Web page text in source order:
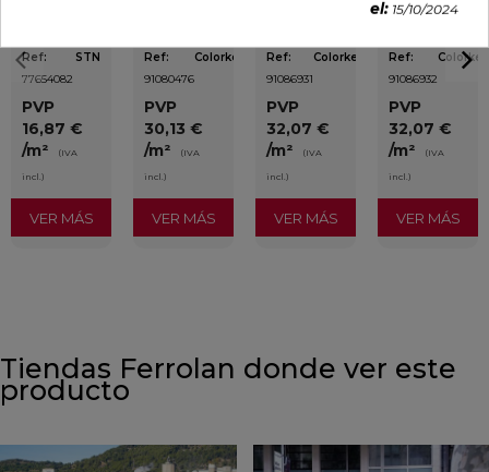
Ref:
77654082
STN
PVP
16,87 €
/m²
(IVA
incl.)
VER MÁS
Ref:
91080476
Colorker
PVP
30,13 €
/m²
(IVA
incl.)
VER MÁS
Ref:
91086931
Colorker
PVP
32,07 €
/m²
(IVA
incl.)
VER MÁS
29,5X59,5
Ref:
91086932
Colorker
PVP
32,07 €
/m²
(IVA
incl.)
VER MÁS
Tiendas Ferrolan donde ver este
producto
el: 15/10/2024